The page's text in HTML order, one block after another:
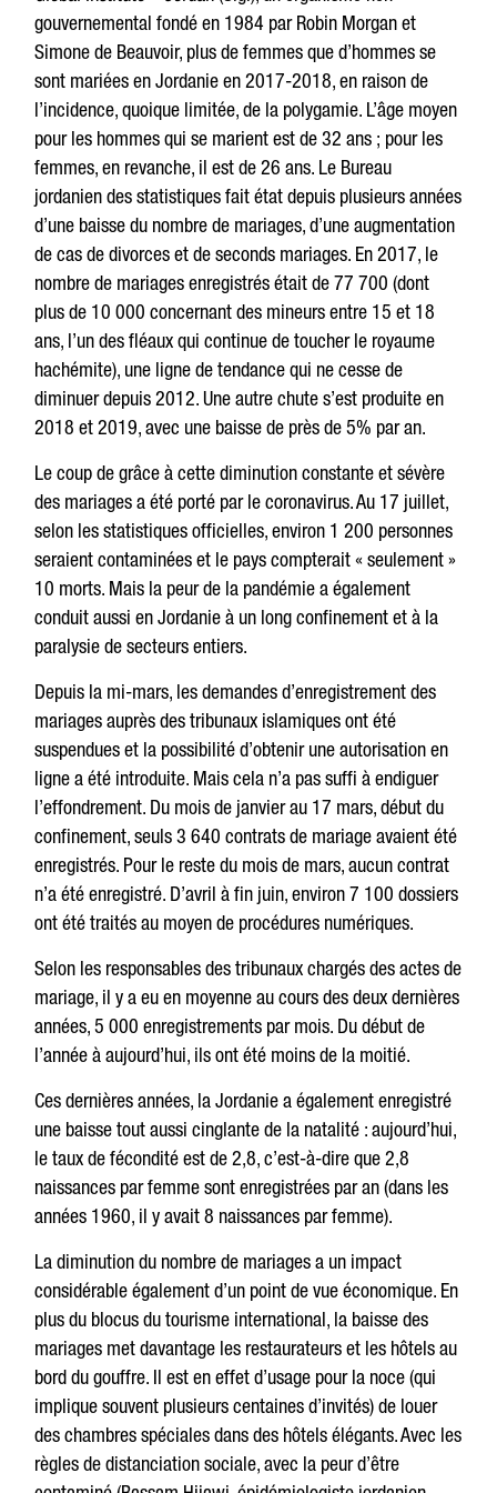
gouvernemental fondé en 1984 par Robin Morgan et
Simone de Beauvoir, plus de femmes que d’hommes se
sont mariées en Jordanie en 2017-2018, en raison de
l’incidence, quoique limitée, de la polygamie. L’âge moyen
pour les hommes qui se marient est de 32 ans ; pour les
femmes, en revanche, il est de 26 ans. Le Bureau
jordanien des statistiques fait état depuis plusieurs années
d’une baisse du nombre de mariages, d’une augmentation
de cas de divorces et de seconds mariages. En 2017, le
nombre de mariages enregistrés était de 77 700 (dont
plus de 10 000 concernant des mineurs entre 15 et 18
ans, l’un des fléaux qui continue de toucher le royaume
hachémite), une ligne de tendance qui ne cesse de
diminuer depuis 2012. Une autre chute s’est produite en
2018 et 2019, avec une baisse de près de 5% par an.
Le coup de grâce à cette diminution constante et sévère
des mariages a été porté par le coronavirus. Au 17 juillet,
selon les statistiques officielles, environ 1 200 personnes
seraient contaminées et le pays compterait « seulement »
10 morts. Mais la peur de la pandémie a également
conduit aussi en Jordanie à un long confinement et à la
paralysie de secteurs entiers.
Depuis la mi-mars, les demandes d’enregistrement des
mariages auprès des tribunaux islamiques ont été
suspendues et la possibilité d’obtenir une autorisation en
ligne a été introduite. Mais cela n’a pas suffi à endiguer
l’effondrement. Du mois de janvier au 17 mars, début du
confinement, seuls 3 640 contrats de mariage avaient été
enregistrés. Pour le reste du mois de mars, aucun contrat
n’a été enregistré. D’avril à fin juin, environ 7 100 dossiers
ont été traités au moyen de procédures numériques.
Selon les responsables des tribunaux chargés des actes de
mariage, il y a eu en moyenne au cours des deux dernières
années, 5 000 enregistrements par mois. Du début de
l’année à aujourd’hui, ils ont été moins de la moitié.
Ces dernières années, la Jordanie a également enregistré
une baisse tout aussi cinglante de la natalité : aujourd’hui,
le taux de fécondité est de 2,8, c’est-à-dire que 2,8
naissances par femme sont enregistrées par an (dans les
années 1960, il y avait 8 naissances par femme).
La diminution du nombre de mariages a un impact
considérable également d’un point de vue économique. En
plus du blocus du tourisme international, la baisse des
mariages met davantage les restaurateurs et les hôtels au
bord du gouffre. Il est en effet d’usage pour la noce (qui
implique souvent plusieurs centaines d’invités) de louer
des chambres spéciales dans des hôtels élégants. Avec les
règles de distanciation sociale, avec la peur d’être